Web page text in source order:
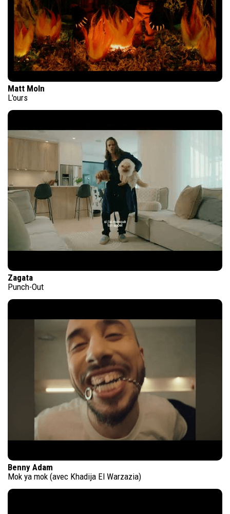
Matt Moln
L'ours
Zagata
Punch-Out
Benny Adam
Mok ya mok (avec Khadija El Warzazia)